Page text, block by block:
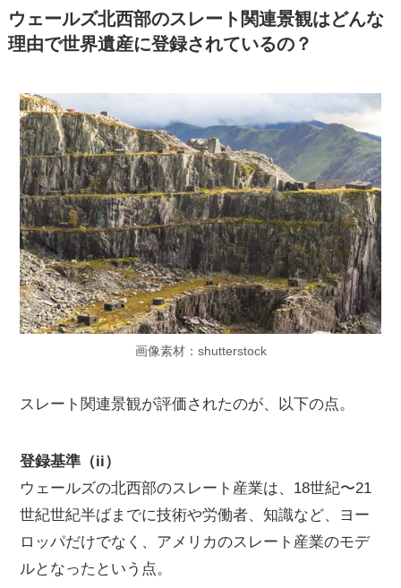
ウェールズ北西部のスレート関連景観はどんな
理由で世界遺産に登録されているの？
画像素材：shutterstock
スレート関連景観が評価されたのが、以下の点。
登録基準（ii）
ウェールズの北西部のスレート産業は、18世紀〜21
世紀世紀半ばまでに技術や労働者、知識など、ヨー
ロッパだけでなく、アメリカのスレート産業のモデ
ルとなったという点。